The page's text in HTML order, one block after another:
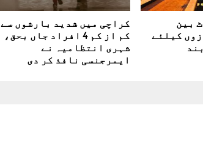
بین
کیلئے
کراچی میں شدید بارشوں سے
کم از کم 4 افراد جاں بحق،
شہری انتظامیہ نے
ایمرجنسی نافذ کر دی